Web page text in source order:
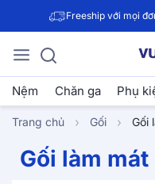
Freeship với mọi
Nệm Chăn ga Phụ
Trang chủ Gối Gối
Gối làm mát